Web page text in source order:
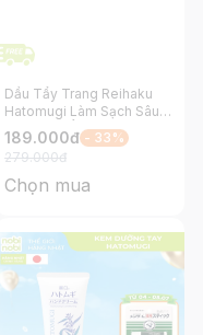
Dầu Tẩy Trang Reihaku
Hatomugi Làm Sạch Sâu
và Dưỡng Ẩm Cho Da
500ml
189.000đ - 33%
279.000đ
Chọn mua